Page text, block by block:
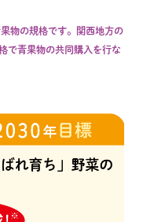
物の規格です。関西地方の
で青果物の共同購入を行な